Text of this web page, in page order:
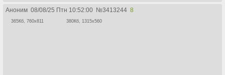
Аноним 08/08/25 Птн 10:52:00 №3413244 8
365Кб, 760x811 380Кб, 1315x560